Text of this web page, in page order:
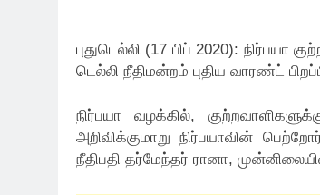
புதுடெல்லி (17 பிப் 2020): நிர்பயா
டெல்லி நீதிமன்றம் புதிய வாரண்ட்
நிர்பயா வழக்கில்,
அறிவிக்குமாறு நிர்பயாவின்
நீதிபதி தர்மேந்தர் ரானா,